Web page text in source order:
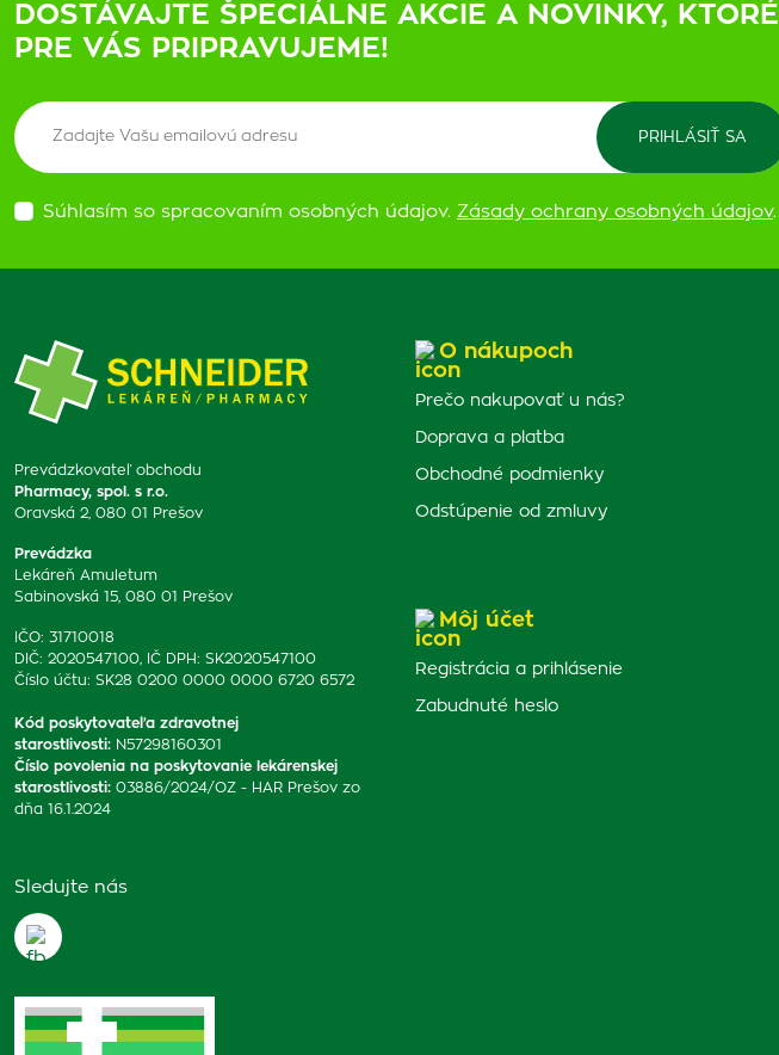
DOSTÁVAJTE ŠPECIÁLNE AKCIE A NOVINKY, KTORÉ
PRE VÁS PRIPRAVUJEME!
Súhlasím so spracovaním osobných údajov. Zásady ochrany osobných údajov.
Prevádzkovateľ obchodu
Pharmacy, spol. s r.o.
Oravská 2, 080 01 Prešov
Prevádzka
Lekáreň Amuletum
Sabinovská 15, 080 01 Prešov
IČO: 31710018
DIČ: 2020547100, IČ DPH: SK2020547100
Číslo účtu: SK28 0200 0000 0000 6720 6572
Kód poskytovateľa zdravotnej
starostlivosti: N57298160301
Číslo povolenia na poskytovanie lekárenskej
starostlivosti: 03886/2024/OZ - HAR Prešov zo
dňa 16.1.2024
Sledujte nás
O nákupoch
Prečo nakupovať u nás?
Doprava a platba
Obchodné podmienky
Odstúpenie od zmluvy
Môj účet
Registrácia a prihlásenie
Zabudnuté heslo